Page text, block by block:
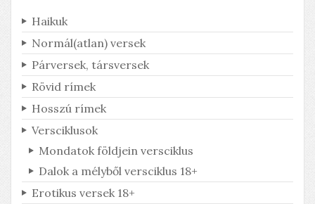
Derült égből pingpong
Haikuk
Normál(atlan) versek
Párversek, társversek
Rövid rímek
Hosszú rímek
Versciklusok
Mondatok földjein versciklus
Dalok a mélyből versciklus 18+
Erotikus versek 18+